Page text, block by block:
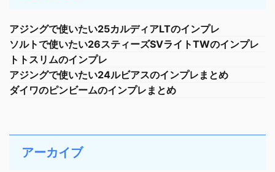
アジングで使いたい25カルディアLTのインプレ
ソルトで使いたい26スティーズSVライトTWのインプレ
トトスリムのインプレ
アジングで使いたい24ルビアスのインプレまとめ
ダイワのピンビームのインプレまとめ
アーカイブ